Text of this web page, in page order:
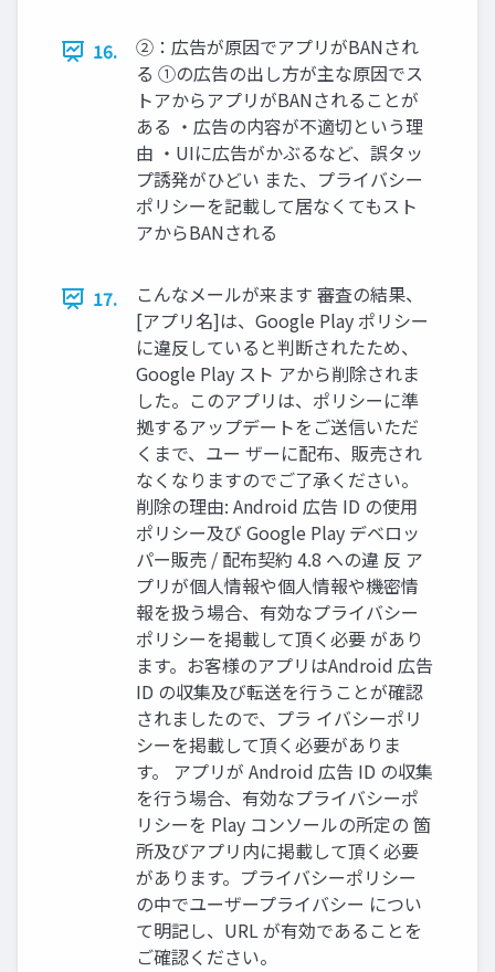
16.
②：広告が原因でアプリがBANされ
る ①の広告の出し方が主な原因でス
トアからアプリがBANされることが
ある ・広告の内容が不適切という理
由 ・UIに広告がかぶるなど、誤タッ
プ誘発がひどい また、プライバシー
ポリシーを記載して居なくてもスト
アからBANされる
17.
こんなメールが来ます 審査の結果、
[アプリ名]は、Google Play ポリシー
に違反していると判断されたため、
Google Play スト アから削除されま
した。このアプリは、ポリシーに準
拠するアップデートをご送信いただ
くまで、ユー ザーに配布、販売され
なくなりますのでご了承ください。
削除の理由: Android 広告 ID の使用
ポリシー及び Google Play デベロッ
パー販売 / 配布契約 4.8 への違 反 ア
プリが個人情報や個人情報や機密情
報を扱う場合、有効なプライバシー
ポリシーを掲載して頂く必要 があり
ます。お客様のアプリはAndroid 広告
ID の収集及び転送を行うことが確認
されましたので、プラ イバシーポリ
シーを掲載して頂く必要がありま
す。 アプリが Android 広告 ID の収集
を行う場合、有効なプライバシーポ
リシーを Play コンソールの所定の 箇
所及びアプリ内に掲載して頂く必要
があります。プライバシーポリシー
の中でユーザープライバシー につい
て明記し、URL が有効であることを
ご確認ください。